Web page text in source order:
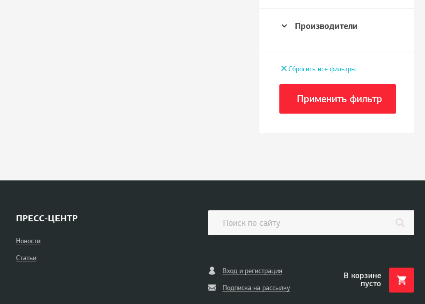
Производители
+Сбросить все фильтры
Применить фильтр
ПРЕСС-ЦЕНТР
Новости
Статьи
Вход и регистрация
Подписка на рассылку
В корзине
пусто